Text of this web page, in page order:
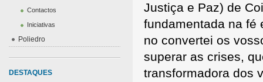
Justiça e Paz) de
fundamentada na fé
no convertei os
superar as crises,
transformadora dos
Contactos
Iniciativas
Poliedro
DESTAQUES